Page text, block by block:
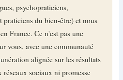
psychopraticiens,
praticiens du bien-être) et nous
France. Ce n'est pas une
vous, avec une communauté
alignée sur les résultats
sociaux ni promesse